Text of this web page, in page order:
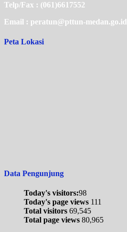
Telp/Fax : (061)6617552
Email : peratun@pttun-medan.go.id
Peta Lokasi
Data Pengunjung
Today's visitors:98
Today's page views 111
Total visitors 69,545
Total page views 80,965